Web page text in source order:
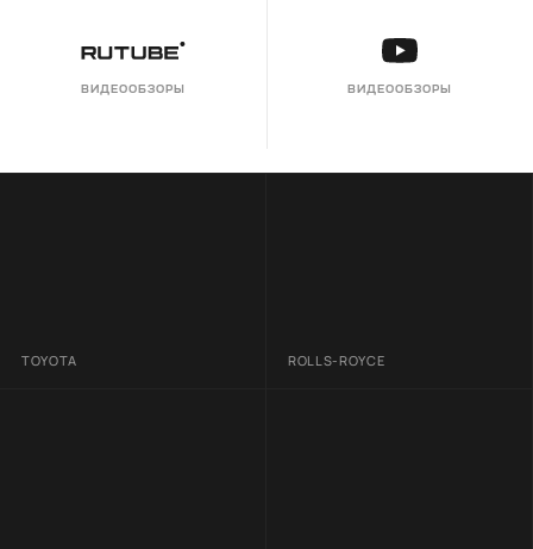
ВИДЕООБЗОРЫ ВИДЕООБЗОРЫ
TOYOTA ROLLS-ROYCE